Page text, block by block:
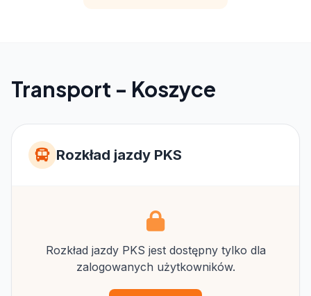
Transport - Koszyce
Rozkład jazdy PKS
Rozkład jazdy PKS jest dostępny tylko dla
zalogowanych użytkowników.